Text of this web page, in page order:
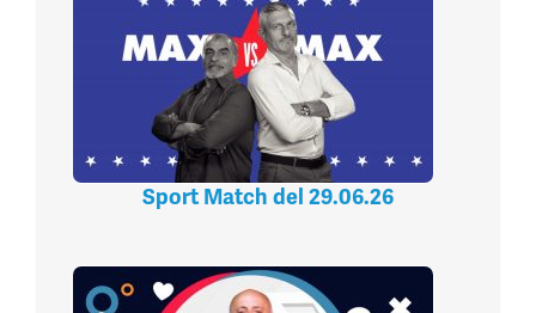
Sport Match del 29.06.26